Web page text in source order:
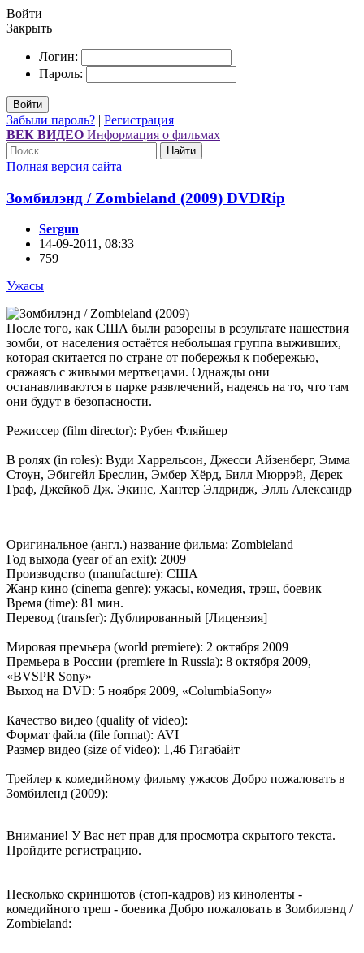
Войти
Закрыть
Логин:
Пароль:
Войти
Забыли пароль? | Регистрация
ВЕК ВИДЕО Информация о фильмах
Найти
Полная версия сайта
Зомбилэнд / Zombieland (2009) DVDRір
Sergun
14-09-2011, 08:33
759
Ужасы
После того, как США были разорены в результате нашествия
зомби, от населения остаётся небольшая группа выживших,
которая скитается по стране от побережья к побережью,
сражаясь с живыми мертвецами. Однажды они
останавливаются в парке развлечений, надеясь на то, что там
они будут в безопасности.
Режиссер (film director): Рубен Фляйшер
В ролях (in roles): Вуди Харрельсон, Джесси Айзенберг, Эмма
Стоун, Эбигейл Бреслин, Эмбер Хёрд, Билл Мюррэй, Дерек
Граф, Джейкоб Дж. Экинс, Хантер Элдридж, Элль Александр
Оригинальное (англ.) название фильма: Zombieland
Год выхода (year of an exit): 2009
Производство (manufacture): США
Жанр кино (cinema genre): ужасы, комедия, трэш, боевик
Время (time): 81 мин.
Перевод (transfer): Дублированный [Лицензия]
Мировая премьера (world premiere): 2 октября 2009
Премьера в России (premiere in Russia): 8 октября 2009,
«BVSPR Sony»
Выход на DVD: 5 ноября 2009, «ColumbiaSony»
Качество видео (quality of video):
Формат файла (file format): AVI
Размер видео (size of video): 1,46 Гигабайт
Трейлер к комедийному фильму ужасов Добро пожаловать в
Зомбиленд (2009):
Внимание! У Вас нет прав для просмотра скрытого текста.
Пройдите регистрацию.
Несколько скриншотов (стоп-кадров) из киноленты -
комедийного треш - боевика Добро пожаловать в Зомбилэнд /
Zombieland: